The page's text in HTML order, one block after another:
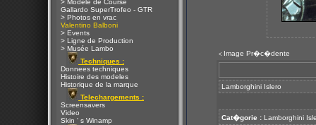
> Modele de Course
Gallardo SuperTrofeo - GTR
> Photos en vrac
Valentino Balboni
> Events
> Ligne de Production
> Musée Lambo
Techniques :
Donnees techniques
Histoire des modeles
Historique de la marque
Telechargements :
Screensavers
Video
Skin ' s Winamp
< Image Pr�c�dente
Lamborghini Islero
Cat�gorie : Lamborghini